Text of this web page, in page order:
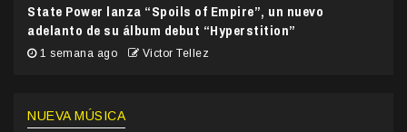
State Power lanza “Spoils of Empire”, un nuevo
adelanto de su álbum debut “Hyperstition”
1 semana ago Victor Tellez
NUEVA MÚSICA